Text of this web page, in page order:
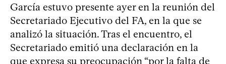
García estuvo presente ayer en la reunión del
Secretariado Ejecutivo del FA, en la que se
analizó la situación. Tras el encuentro, el
Secretariado emitió una declaración en la
que expresa su preocupación “por la falta de